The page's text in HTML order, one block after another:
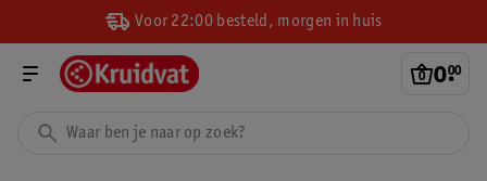
Voor 22:00 besteld, morgen in huis
0.
00